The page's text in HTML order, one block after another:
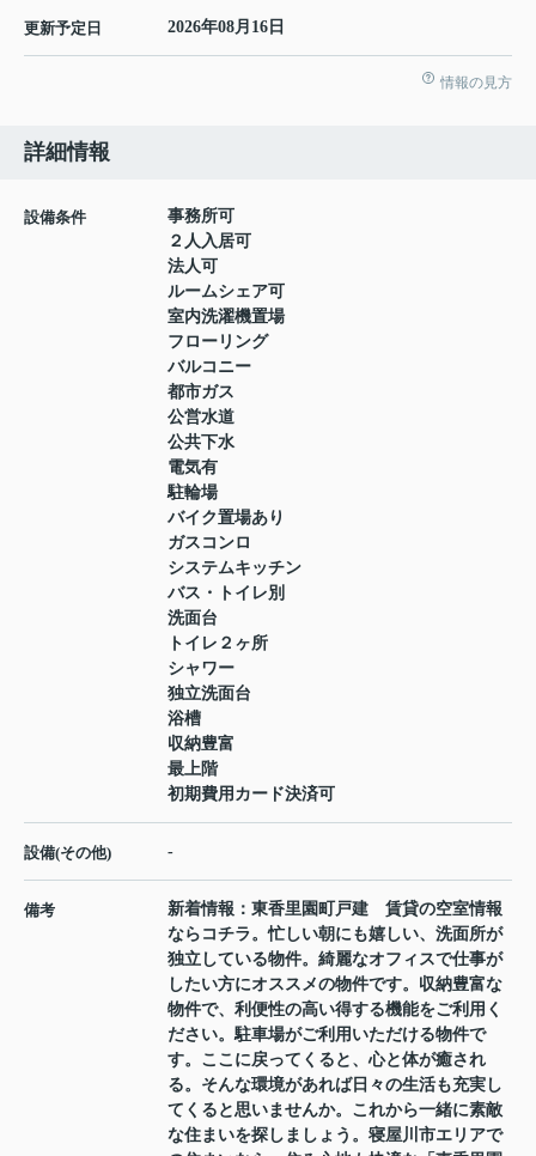
更新予定日 2026年08月16日
情報の見方
詳細情報
設備条件
事務所可
２人入居可
法人可
ルームシェア可
室内洗濯機置場
フローリング
バルコニー
都市ガス
公営水道
公共下水
電気有
駐輪場
バイク置場あり
ガスコンロ
システムキッチン
バス・トイレ別
洗面台
トイレ２ヶ所
シャワー
独立洗面台
浴槽
収納豊富
最上階
初期費用カード決済可
設備(その他) -
備考
新着情報：東香里園町戸建 賃貸の空室情報
ならコチラ。忙しい朝にも嬉しい、洗面所が
独立している物件。綺麗なオフィスで仕事が
したい方にオススメの物件です。収納豊富な
物件で、利便性の高い得する機能をご利用く
ださい。駐車場がご利用いただける物件で
す。ここに戻ってくると、心と体が癒され
る。そんな環境があれば日々の生活も充実し
てくると思いませんか。これから一緒に素敵
な住まいを探しましょう。寝屋川市エリアで